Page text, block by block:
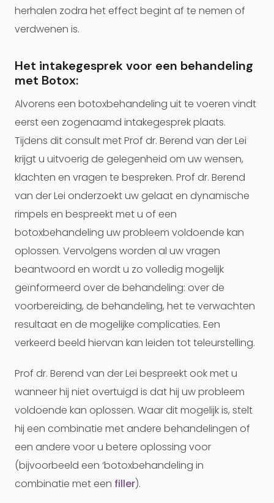
herhalen zodra het effect begint af te nemen of
verdwenen is.
Het intakegesprek voor een behandeling
met Botox:
Alvorens een botoxbehandeling uit te voeren vindt
eerst een zogenaamd intakegesprek plaats.
Tijdens dit consult met Prof dr. Berend van der Lei
krijgt u uitvoerig de gelegenheid om uw wensen,
klachten en vragen te bespreken. Prof dr. Berend
van der Lei onderzoekt uw gelaat en dynamische
rimpels en bespreekt met u of een
botoxbehandeling uw probleem voldoende kan
oplossen. Vervolgens worden al uw vragen
beantwoord en wordt u zo volledig mogelijk
geïnformeerd over de behandeling: over de
voorbereiding, de behandeling, het te verwachten
resultaat en de mogelijke complicaties. Een
verkeerd beeld hiervan kan leiden tot teleurstelling.
Prof dr. Berend van der Lei bespreekt ook met u
wanneer hij niet overtuigd is dat hij uw probleem
voldoende kan oplossen. Waar dit mogelijk is, stelt
hij een combinatie met andere behandelingen of
een andere voor u betere oplossing voor
(bijvoorbeeld een ‘botoxbehandeling in
combinatie met een filler).